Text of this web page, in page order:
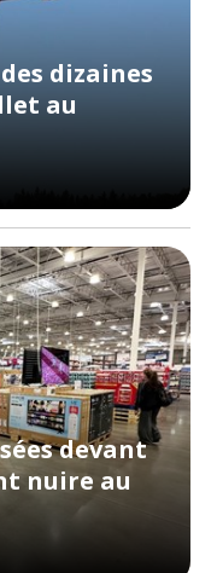
dizaines
au
devant
nuire au